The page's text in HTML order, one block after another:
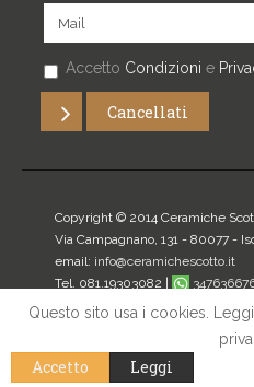
Accetto Condizioni e
Copyright © 2014 Ceramiche
Via Campagnano, 131 - 80077 -
email: info@ceramichescotto.it
Tel. 081.19303082 |
P.IVA: 07272340634
|
Questo sito usa i cookies.
Accetto Leggi